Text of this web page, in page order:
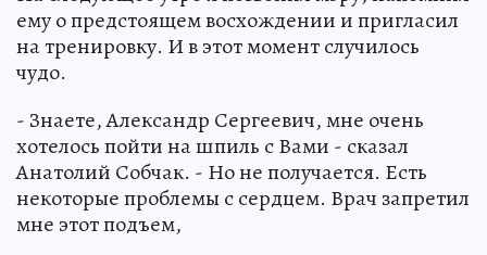
ему о предстоящем восхождении и пригласил
на тренировку. И в этот момент случилось
чудо.
- Знаете, Александр Сергеевич, мне очень
хотелось пойти на шпиль с Вами - сказал
Анатолий Собчак. - Но не получается. Есть
некоторые проблемы с сердцем. Врач запретил
мне этот подъем,